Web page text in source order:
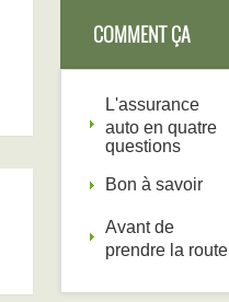
COMMENT ÇA
FONCTIONNE
L'assurance
auto en quatre
questions
Bon à savoir
Avant de
prendre la route